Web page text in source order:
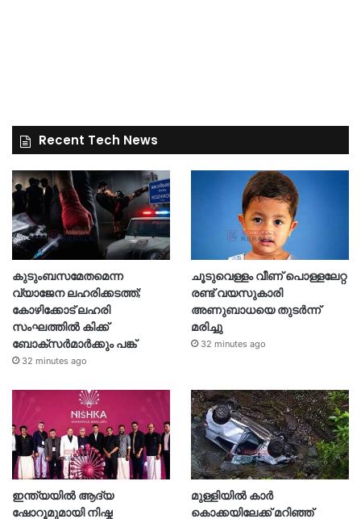
Recent Tech News
കുടുംബസമേതമെന്ന
വ്യാജേന ലഹരിക്കടത്ത്;
കോഴിക്കോട് ലഹരി
സംഘത്തിൽ കിക്ക്
ബോക്സർമാർക്കും പങ്ക്
32 minutes ago
ചൂടുവെള്ളം വീണ് പൊള്ളലേറ്റ
രണ്ട് വയസുകാരി
അണുബാധയെ തുടർന്ന്
മരിച്ചു
32 minutes ago
ഇന്ത്യയിൽ ആദ്യ
ഷോറൂമുമായി നിഷ്ക
മുള്ളിയിൽ കാർ
കൊക്കയിലേക്ക് മറിഞ്ഞ്